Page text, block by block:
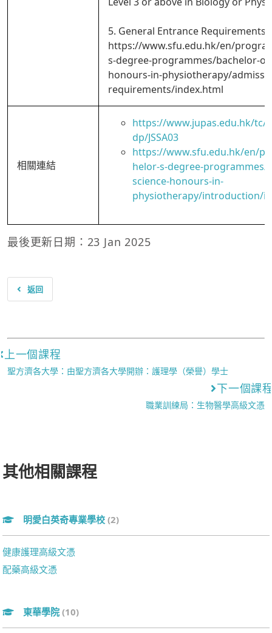
5. General Entrance Requirements:
https://www.sfu.edu.hk/en/
s-degree-programmes/bachelor-
honours-in-physiotherapy/
requirements/index.html
相關連結
https://www.jupas.edu.hk/tc/
dp/JSSA03
https://www.sfu.edu.hk/en/
helor-s-degree-programmes/
science-honours-in-
physiotherapy/introduction/
最後更新日期：23 Jan 2025
返回
上一個課程
聖方濟各大學：由聖方濟各大學開辦：護理學（榮譽）學士
下一個課
職業訓練局：生物醫學高級文憑
其他相關課程
明愛白英奇專業學校 (2)
健康護理高級文憑
配藥高級文憑
東華學院 (10)